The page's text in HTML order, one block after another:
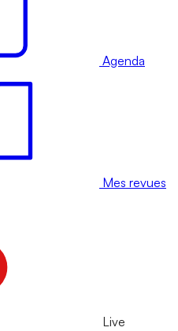
Agenda
Mes revues
Live